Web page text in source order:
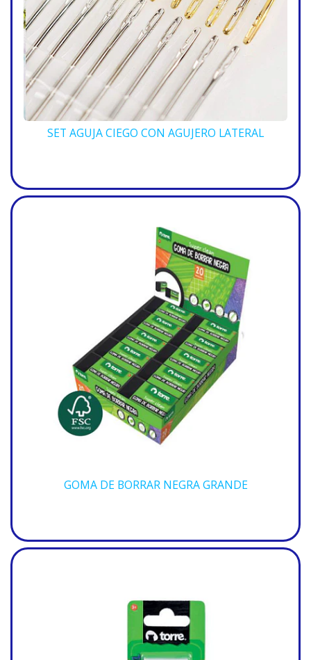
SET AGUJA CIEGO CON AGUJERO LATERAL
GOMA DE BORRAR NEGRA GRANDE